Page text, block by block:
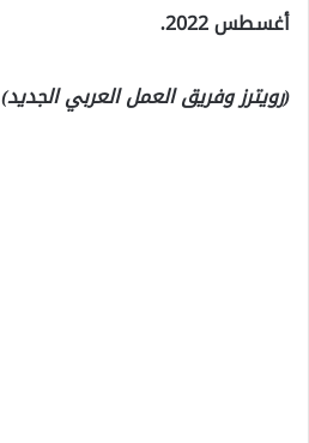
أغسطس 2022.
(رويترز وفريق العمل العربي الجديد)